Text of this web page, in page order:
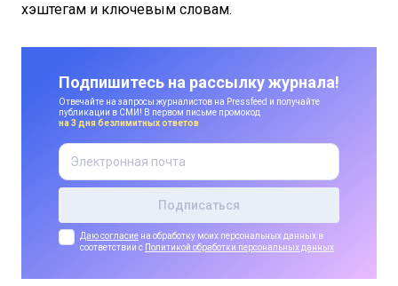
хэштегам и ключевым словам.
Подпишитесь на рассылку журнала!
Отвечайте на запросы журналистов на Pressfeed и получайте
публикации в СМИ! В первом письме промокод
на 3 дня безлимитных ответов
Даю согласие на обработку моих персональных данных в
соответствии с Политикой обработки персональных данных